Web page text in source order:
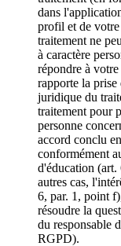
dans
profil et de
traitement ne
à caractère
répondre à
rapporte la prise
juridique du
traitement pour
personne
accord conclu
conformément
d'éducation
autres cas,
6, par. 1, point
résoudre la
du responsable
RGPD).